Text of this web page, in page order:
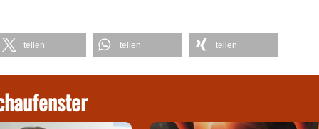
teilen teilen teilen